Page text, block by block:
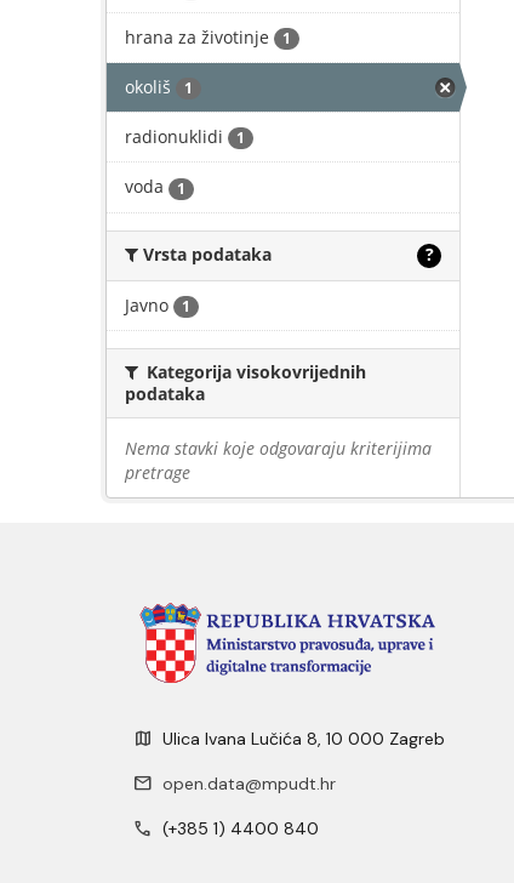
hrana za životinje 1
okoliš 1
radionuklidi 1
voda 1
Vrsta podataka ?
Javno 1
Kategorija visokovrijednih
podataka
Nema stavki koje odgovaraju kriterijima
pretrage